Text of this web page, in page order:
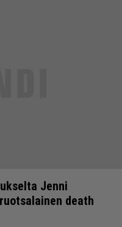
Jenni
death